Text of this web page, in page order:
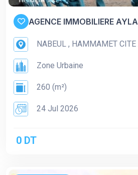
AGENCE IMMOBILIERE
NABEUL , HAMMAMET
Zone Urbaine
260 (m²)
24 Jul 2026
0 DT